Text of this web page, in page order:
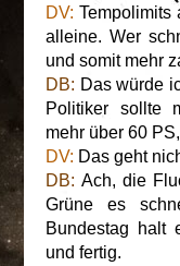
DV: Tempolimits
alleine. Wer
und somit mehr
DB: Das würde
Politiker sollte
mehr über 60
DV: Das geht
DB: Ach, die
Grüne es
Bundestag halt
und fertig.